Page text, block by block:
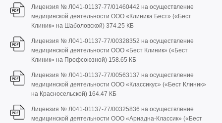
Лицензия № Л041-01137-77/01460442 на осуществление
медицинской деятельности ООО «Клиника Бест» («Бест
Клиник» на Шаболовской) 374.25 КБ
Лицензия № Л041-01137-77/00328352 на осуществление
медицинской деятельности ООО «Бест Клиник» («Бест
Клиник» на Профсоюзной) 158.65 КБ
Лицензия № Л041-01137-77/00563137 на осуществление
медицинской деятельности ООО «Классикус» («Бест Клиник»
на Красносельской) 164.47 КБ
Лицензия № Л041-01137-77/00325836 на осуществление
медицинской деятельности ООО «Ариадна-Классик» («Бест